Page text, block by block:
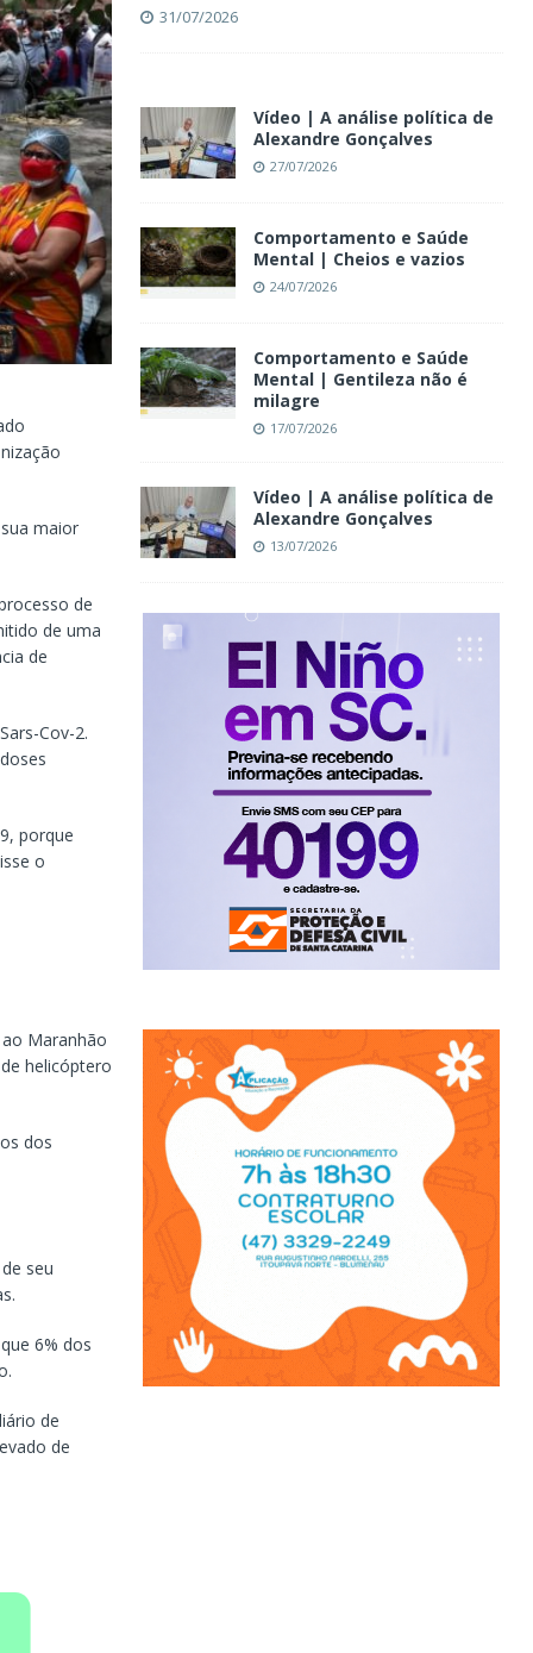
maior
de
de uma
de
Cov-2.
porque
o
Maranhão
helicóptero
dos
seu
6% dos
de
de
31/07/2026
Vídeo | A análise política de
Alexandre Gonçalves
27/07/2026
Comportamento e Saúde
Mental | Cheios e vazios
24/07/2026
Comportamento e Saúde
Mental | Gentileza não é
milagre
17/07/2026
Vídeo | A análise política de
Alexandre Gonçalves
13/07/2026